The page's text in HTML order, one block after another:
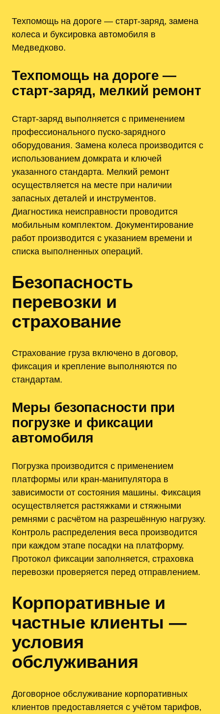
Техпомощь на дороге — старт‑заряд‚ замена
колеса и буксировка автомобиля в
Медведково.
Техпомощь на дороге —
старт‑заряд‚ мелкий ремонт
Старт‑заряд выполняется с применением
профессионального пуско‑зарядного
оборудования. Замена колеса производится с
использованием домкрата и ключей
указанного стандарта. Мелкий ремонт
осуществляется на месте при наличии
запасных деталей и инструментов.
Диагностика неисправности проводится
мобильным комплектом. Документирование
работ производится с указанием времени и
списка выполненных операций.
Безопасность
перевозки и
страхование
Страхование груза включено в договор‚
фиксация и крепление выполняются по
стандартам.
Меры безопасности при
погрузке и фиксации
автомобиля
Погрузка производится с применением
платформы или кран‑манипулятора в
зависимости от состояния машины. Фиксация
осуществляется растяжками и стяжными
ремнями с расчётом на разрешённую нагрузку.
Контроль распределения веса производится
при каждом этапе посадки на платформу.
Протокол фиксации заполняется‚ страховка
перевозки проверяется перед отправлением.
Корпоративные и
частные клиенты —
условия
обслуживания
Договорное обслуживание корпоративных
клиентов предоставляется с учётом тарифов‚